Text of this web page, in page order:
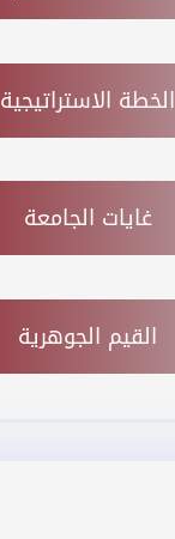
الخطة الاستراتيجية
غايات الجامعة
القيم الجوهرية